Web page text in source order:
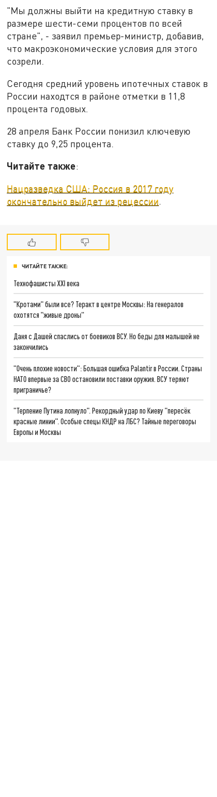
"Мы должны выйти на кредитную ставку в
размере шести-семи процентов по всей
стране", - заявил премьер-министр, добавив,
что макроэкономические условия для этого
созрели.
Сегодня средний уровень ипотечных ставок в
России находтся в районе отметки в 11,8
процента годовых.
28 апреля Банк России понизил ключевую
ставку до 9,25 процента.
Читайте также:
Нацразведка США: Россия в 2017 году
окончательно выйдет из рецессии.
ЧИТАЙТЕ ТАКЖЕ:
Технофашисты XXI века
"Кротами" были все? Теракт в центре Москвы: На генералов
охотятся "живые дроны"
Даня с Дашей спаслись от боевиков ВСУ. Но беды для малышей не
закончились
"Очень плохие новости": Большая ошибка Palantir в России. Страны
НАТО впервые за СВО остановили поставки оружия. ВСУ теряют
приграничье?
"Терпение Путина лопнуло". Рекордный удар по Киеву "пересёк
красные линии". Особые спецы КНДР на ЛБС? Тайные переговоры
Европы и Москвы